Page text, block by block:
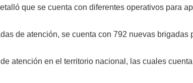
que se cuenta con diferentes operativos para
de atención, se cuenta con 792 nuevas brigadas
atención en el territorio nacional, las cuales